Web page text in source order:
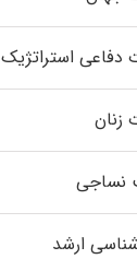
دفاعی استراتژیک
زنان
نساجی
ارشد